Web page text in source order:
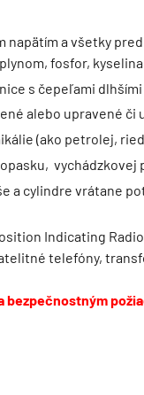
napätím a všetky
fosfor,
s čepeľami
alebo upravené či
(ako petrolej,
vychádzkovej
a cylindre vrátane
Indicating
telefóny,